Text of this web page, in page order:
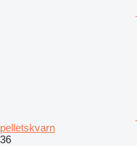
pelletskvarn
36